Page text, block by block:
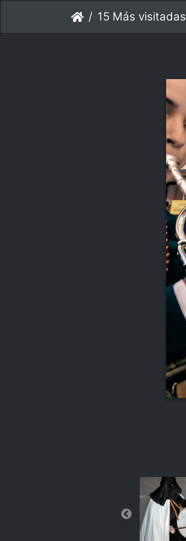
15 Más visitadas